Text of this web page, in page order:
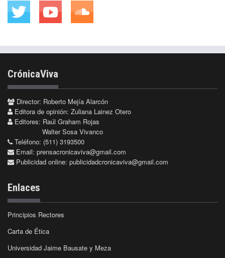
CrónicaViva
Director: Roberto Mejía Alarcón
Editora de opinión: Zuliana Lainez Otero
Editores: Raúl Graham Rojas
Walter Sosa Vivanco
Teléfono: (511) 3193500
Email: prensacronicaviva@gmail.com
Publicidad online: publicidadcronicaviva@gmail.com
Enlaces
Principios Rectores
Carta de Ética
Universidad Jaime Bausate y Meza